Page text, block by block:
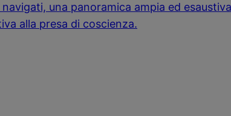
una panoramica ampia ed
alla presa di coscienza.